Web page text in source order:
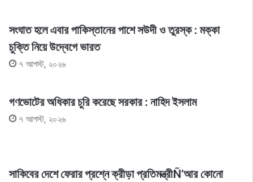
সংঘাত হলে এবার পাকিস্তানের পাশে সউদী ও তুরস্ক : মক্কা
চুক্তি নিয়ে উদ্বেগে ভারত
৭ আগস্ট, ২০২৬
গণভোটের অধিকার চুরি করেছে সরকার : নাহিদ ইসলাম
৭ আগস্ট, ২০২৬
সাকিবের দেশে ফেরার প্রশ্নে ক্রীড়া প্রতিমন্ত্রীÑ‘আর কোনো